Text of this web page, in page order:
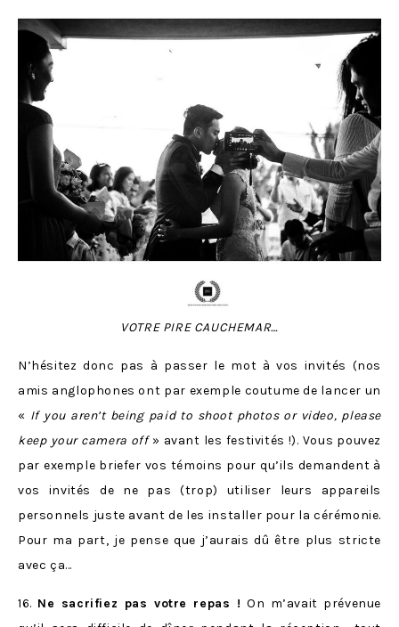
VOTRE PIRE CAUCHEMAR…
N’hésitez donc pas à passer le mot à vos invités (nos
amis anglophones ont par exemple coutume de lancer un
« If you aren’t being paid to shoot photos or video, please
keep your camera off» avant les festivités !). Vous pouvez
par exemple briefer vos témoins pour qu’ils demandent à
vos invités de ne pas (trop) utiliser leurs appareils
personnels juste avant de les installer pour la cérémonie.
Pour ma part, je pense que j’aurais dû être plus stricte
avec ça…
16. Ne sacrifiez pas votre repas ! On m’avait prévenue